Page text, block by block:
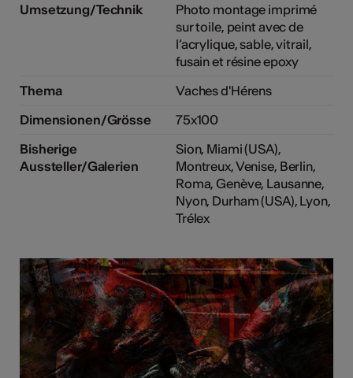
Umsetzung/Technik
Photo montage imprimé
sur toile, peint avec de
l’acrylique, sable, vitrail,
fusain et résine epoxy
Thema
Vaches d'Hérens
Dimensionen/Grösse
75x100
Bisherige
Aussteller/Galerien
Sion, Miami (USA),
Montreux, Venise, Berlin,
Roma, Genève, Lausanne,
Nyon, Durham (USA), Lyon,
Trélex